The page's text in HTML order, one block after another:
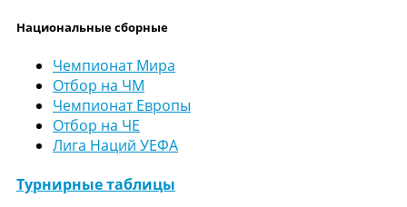
Национальные сборные
Чемпионат Мира
Отбор на ЧМ
Чемпионат Европы
Отбор на ЧЕ
Лига Наций УЕФА
Турнирные таблицы